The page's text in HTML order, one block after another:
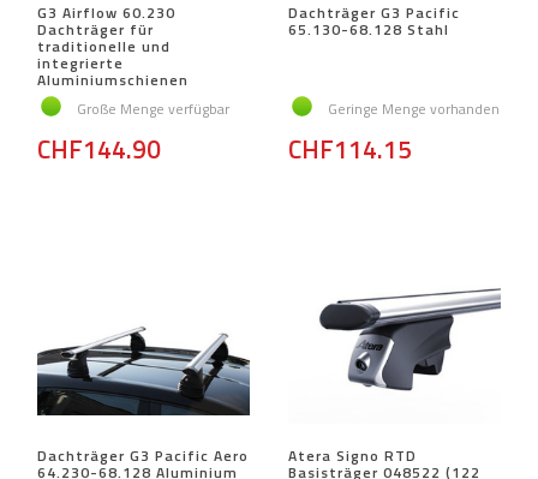
G3 Airflow 60.230
Dachträger für
traditionelle und
integrierte
Aluminiumschienen
Große Menge verfügbar
CHF144.90
Dachträger G3 Pacific
65.130-68.128 Stahl
Geringe Menge vorhanden
CHF114.15
Dachträger G3 Pacific Aero
64.230-68.128 Aluminium
Atera Signo RTD
Basisträger 048522 (122